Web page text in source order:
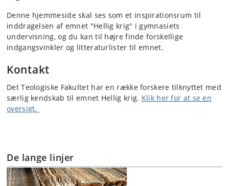
Denne hjemmeside skal ses som et inspirationsrum til
inddragelsen af emnet "Hellig krig" i gymnasiets
undervisning, og du kan til højre finde forskellige
indgangsvinkler og litteraturlister til emnet.
Kontakt
Det Teologiske Fakultet har en række forskere tilknyttet med
særlig kendskab til emnet Hellig krig. Klik her for at se en
oversigt.
De lange linjer